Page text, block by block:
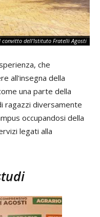
convitto dell'Istituto Fratelli Agosti
che
all'insegna della
una parte della
ragazzi diversamente
occupandosi della
legati alla